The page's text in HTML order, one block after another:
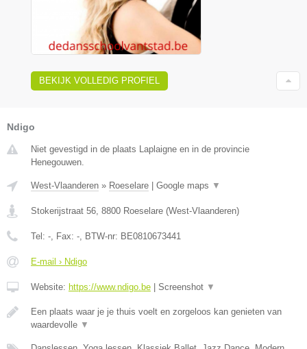
BEKIJK VOLLEDIG PROFIEL
Ndigo
Niet gevestigd in de plaats Laplaigne en in de provincie
Henegouwen.
West-Vlaanderen » Roeselare | Google maps ▼
Stokerijstraat 56 8800 Roeselare (West-Vlaanderen)
Tel: - , Fax: - , BTW-nr: BE0810673441
E-mail › Ndigo
Website: https://www.ndigo.be | Screenshot ▼
Een plaats waar je je thuis voelt en zorgeloos kan genieten van
waardevolle ▼